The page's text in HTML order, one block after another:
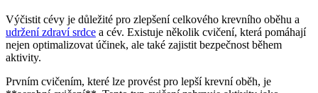
Výčistit cévy je důležité pro zlepšení celkového krevního oběhu a
udržení zdraví srdce a cév. Existuje několik cvičení, která pomáhají
nejen optimalizovat účinek, ale také zajistit bezpečnost během
aktivity.
Prvním cvičením, které lze provést pro lepší krevní oběh, je